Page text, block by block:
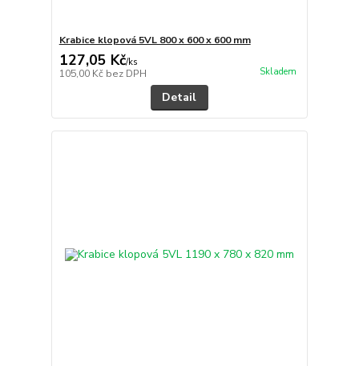
Krabice klopová 5VL 800 x 600 x 600 mm
127,05 Kč/ks
105,00 Kč bez DPH Skladem
Detail